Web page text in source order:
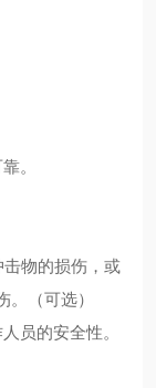
。
物的损伤，或
（可选）
员的安全性。